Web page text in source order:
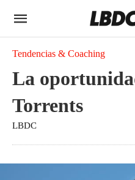
Tendencias & Coaching
La
Torrents
LBDC